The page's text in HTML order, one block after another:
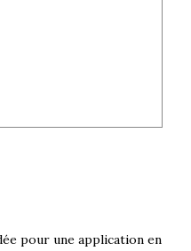
pour une application en